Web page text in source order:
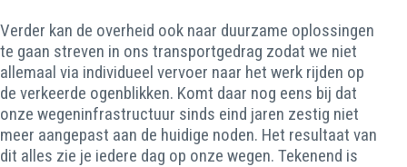
Verder kan de overheid ook naar duurzame oplossingen
te gaan streven in ons transportgedrag zodat we niet
allemaal via individueel vervoer naar het werk rijden op
de verkeerde ogenblikken. Komt daar nog eens bij dat
onze wegeninfrastructuur sinds eind jaren zestig niet
meer aangepast aan de huidige noden. Het resultaat van
dit alles zie je iedere dag op onze wegen. Tekenend is